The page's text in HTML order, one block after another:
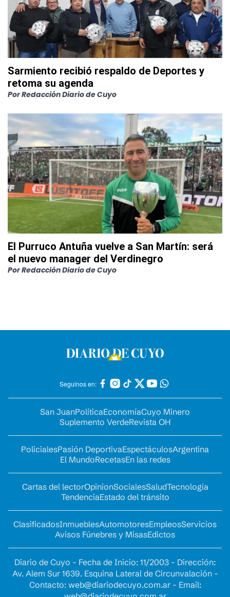
Sarmiento recibió respaldo de Deportes y
retoma su agenda
PorRedacción Diario de Cuyo
El Purruco Antuña vuelve a San Martín: será
el nuevo manager del Verdinegro
PorRedacción Diario de Cuyo
Seguinos en:
San JuanPolíticaEconomíaCuyo Minero
Suplemento VerdeRevista OH
PolicialesPasión DeportivaEspectáculosArgentina
El MundoRecetasEn las redes
Cartas del lectorOpinionSocialesSaludTecnología
TendenciaEstado del tránsito
ClasificadosInmueblesAutomotoresEmpleosServicios
Avisos Fúnebres y MisasEdictos
Diario de Cuyo - Fecha de Inicio: 11/2003 - Dirección:
Av. Alem Sur 1639. Esquina Lateral de Circunvalación -
Contacto: web@diariodecuyo.com.ar- Email: